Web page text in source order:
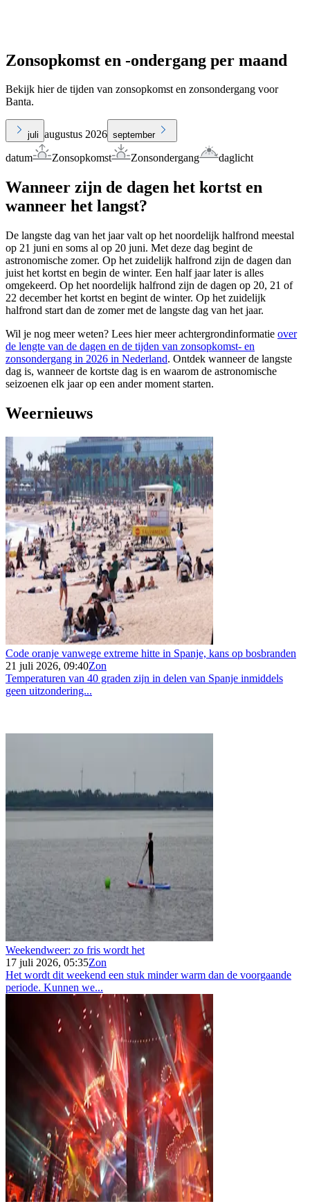
Zonsopkomst en -ondergang per maand
Bekijk hier de tijden van zonsopkomst en zonsondergang voor
Banta.
juli augustus 2026 september
datum Zonsopkomst Zonsondergang daglicht
Wanneer zijn de dagen het kortst en
wanneer het langst?
De langste dag van het jaar valt op het noordelijk halfrond meestal
op 21 juni en soms al op 20 juni. Met deze dag begint de
astronomische zomer. Op het zuidelijk halfrond zijn de dagen dan
juist het kortst en begin de winter. Een half jaar later is alles
omgekeerd. Op het noordelijk halfrond zijn de dagen op 20, 21 of
22 december het kortst en begint de winter. Op het zuidelijk
halfrond start dan de zomer met de langste dag van het jaar.
Wil je nog meer weten? Lees hier meer achtergrondinformatie over
de lengte van de dagen en de tijden van zonsopkomst- en
zonsondergang in 2026 in Nederland. Ontdek wanneer de langste
dag is, wanneer de kortste dag is en waarom de astronomische
seizoenen elk jaar op een ander moment starten.
Weernieuws
Code oranje vanwege extreme hitte in Spanje, kans op bosbranden
21 juli 2026, 09:40Zon
Temperaturen van 40 graden zijn in delen van Spanje inmiddels
geen uitzondering...
Weekendweer: zo fris wordt het
17 juli 2026, 05:35Zon
Het wordt dit weekend een stuk minder warm dan de voorgaande
periode. Kunnen we...